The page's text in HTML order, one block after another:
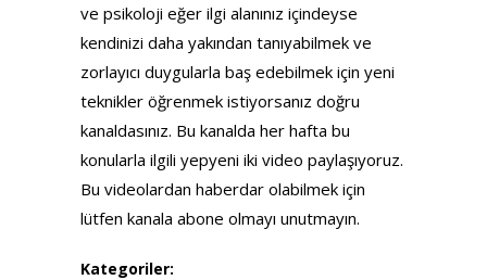
ve psikoloji eğer ilgi alanınız içindeyse
kendinizi daha yakından tanıyabilmek ve
zorlayıcı duygularla baş edebilmek için yeni
teknikler öğrenmek istiyorsanız doğru
kanaldasınız. Bu kanalda her hafta bu
konularla ilgili yepyeni iki video paylaşıyoruz.
Bu videolardan haberdar olabilmek için
lütfen kanala abone olmayı unutmayın.
Kategoriler: